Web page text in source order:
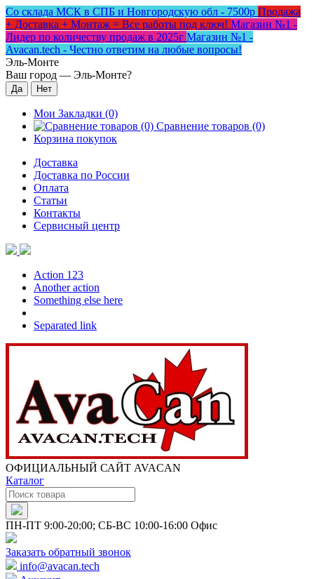
Со склада МСК в СПБ и Новгородскую обл - 7500р Продажа
+ Доставка + Монтаж = Все работы под ключ! Магазин №1 -
Лидер по количеству продаж в 2025г Магазин №1 -
Avacan.tech - Честно ответим на любые вопросы!
Эль-Монте
Ваш город — Эль-Монте?
Мои Закладки (0)
Сравнение товаров (0)
Корзина покупок
Доставка
Доставка по России
Оплата
Статьи
Контакты
Сервисный центр
Action 123
Another action
Something else here
Separated link
ОФИЦИАЛЬНЫЙ САЙТ AVACAN
Каталог
ПН-ПТ 9:00-20:00; СБ-ВС 10:00-16:00 Офис
Заказать обратный звонок
info@avacan.tech